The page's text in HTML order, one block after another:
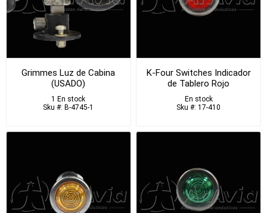
Grimmes Luz de Cabina
(USADO)
1 En stock
Sku #: B-4745-1
K-Four Switches Indicador
de Tablero Rojo
En stock
Sku #: 17-410